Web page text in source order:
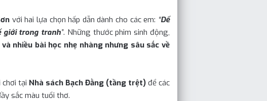
với hai lựa chọn hấp dẫn dành cho các em: “Dế
giới trong tranh”. Những thước phim sinh động,
nhiều bài học nhẹ nhàng nhưng sâu sắc về
chơi tại Nhà sách Bạch Đằng (tầng trệt)để các
sắc màu tuổi thơ.